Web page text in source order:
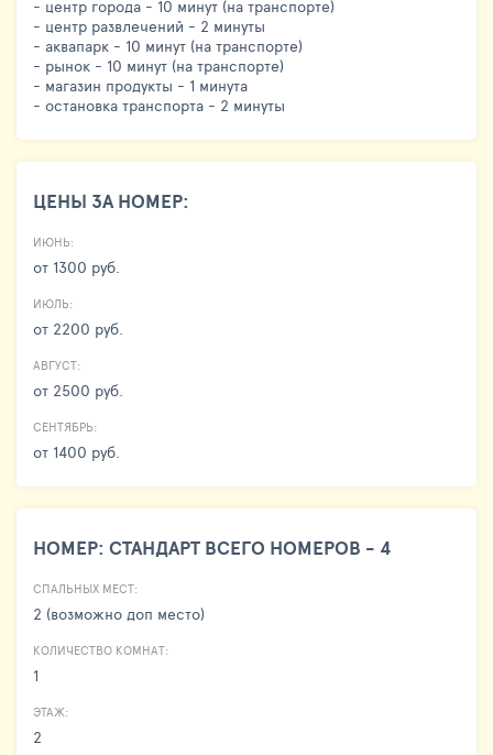
- центр города - 10 минут (на транспорте)
- центр развлечений - 2 минуты
- аквапарк - 10 минут (на транспорте)
- рынок - 10 минут (на транспорте)
- магазин продукты - 1 минута
- остановка транспорта - 2 минуты
ЦЕНЫ ЗА НОМЕР:
ИЮНЬ:
от 1300 руб.
ИЮЛЬ:
от 2200 руб.
АВГУСТ:
от 2500 руб.
СЕНТЯБРЬ:
от 1400 руб.
НОМЕР: СТАНДАРТ ВСЕГО НОМЕРОВ - 4
СПАЛЬНЫХ МЕСТ:
2 (возможно доп место)
КОЛИЧЕСТВО КОМНАТ:
1
ЭТАЖ:
2